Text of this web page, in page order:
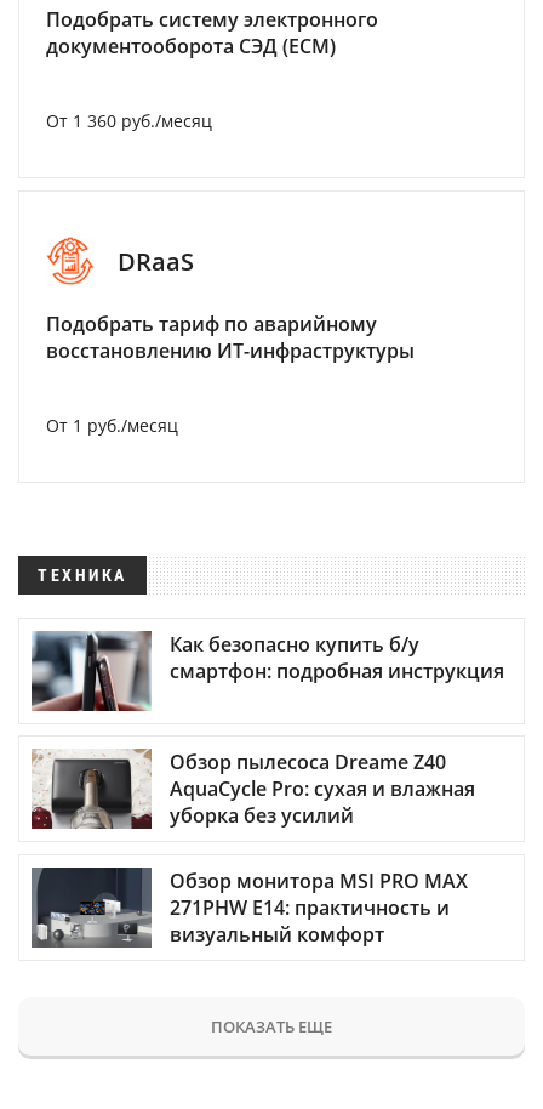
Подобрать систему электронного
документооборота СЭД (ECM)
От 1 360 руб./месяц
DRaaS
Подобрать тариф по аварийному
восстановлению ИТ-инфраструктуры
От 1 руб./месяц
ТЕХНИКА
Как безопасно купить б/у
смартфон: подробная инструкция
Обзор пылесоса Dreame Z40
AquaCycle Pro: сухая и влажная
уборка без усилий
Обзор монитора MSI PRO MAX
271PHW E14: практичность и
визуальный комфорт
ПОКАЗАТЬ ЕЩЕ